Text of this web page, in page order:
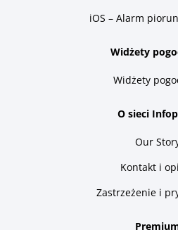
iOS – Alarm
Widżety
Widżety
O sieci
Our
Kontakt i
Zastrzeżenie i